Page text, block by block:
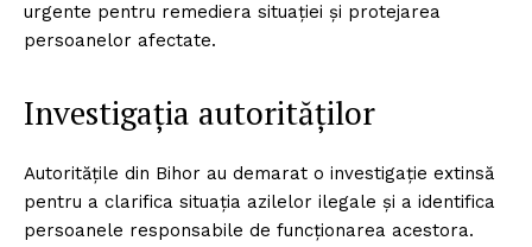
urgente pentru remediera situației și protejarea
persoanelor afectate.
Investigația autorităților
Autoritățile din Bihor au demarat o investigație extinsă
pentru a clarifica situația azilelor ilegale și a identifica
persoanele responsabile de funcționarea acestora.